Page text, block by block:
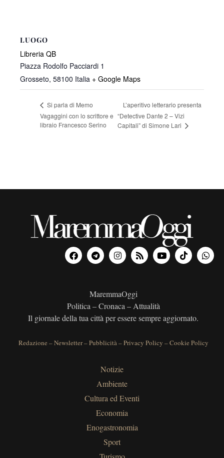
LUOGO
Libreria QB
Piazza Rodolfo Pacciardi 1
Grosseto, 58100 Italia + Google Maps
Si parla di Memo
Vagaggini con lo scrittore e
libraio Francesco Serino
L’aperitivo letterario presenta
“Detective Dante 2 – Vizi
Capitali” di Simone Lari
MaremmaOggi
Politica – Cronaca – Attualità
Il giornale della tua città per essere sempre aggiornato.
Redazione –Newsletter–Pubblicità–Privacy Policy –Cookie Policy
Notizie
Ambiente
Cultura ed Eventi
Economia
Enogastronomia
Sport